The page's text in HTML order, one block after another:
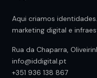
Aqui criamos
marketing digital e
Rua da Chaparra,
info@iddigital.pt
+351 936 138 867